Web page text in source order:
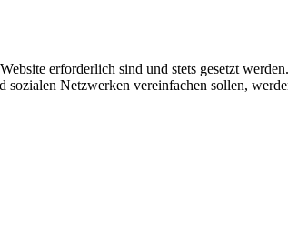
erforderlich sind und stets gesetzt
Netzwerken vereinfachen sollen,